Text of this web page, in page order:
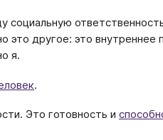
это другое: это внутреннее
я.
.
Это готовность и